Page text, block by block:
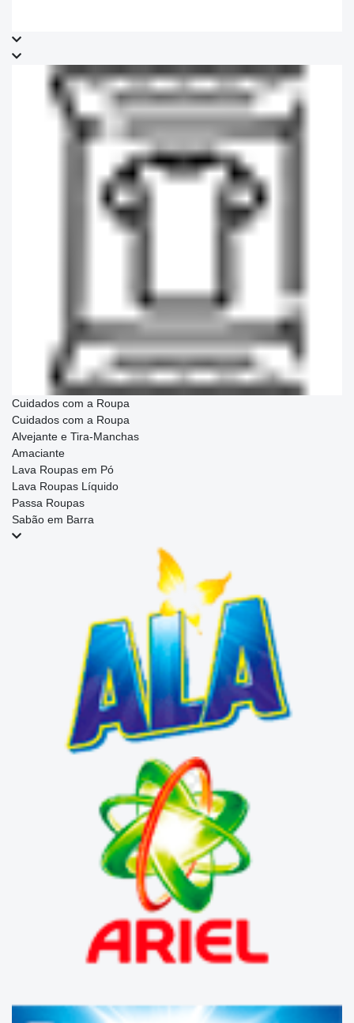
Cuidados com a Roupa
Cuidados com a Roupa
Alvejante e Tira-Manchas
Amaciante
Lava Roupas em Pó
Lava Roupas Líquido
Passa Roupas
Sabão em Barra